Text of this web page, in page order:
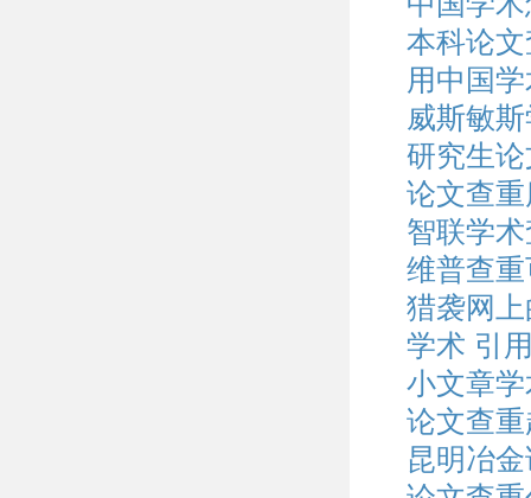
本科论
用中国
威斯敏
研究生
论文查
智联学
维普查
猎袭网
学术 引
小文章
论文查
昆明冶